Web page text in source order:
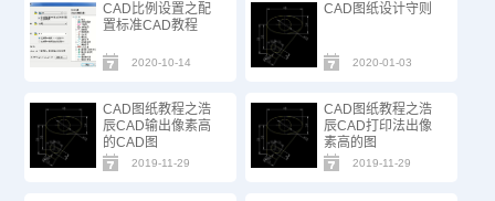
CAD比例设置之配
置标准CAD教程
2020-10-14
CAD图纸设计守则
2020-01-03
CAD图纸教程之浩
辰CAD输出像素高
的CAD图
2019-11-29
CAD图纸教程之浩
辰CAD打印法出像
素高的图
2019-11-29